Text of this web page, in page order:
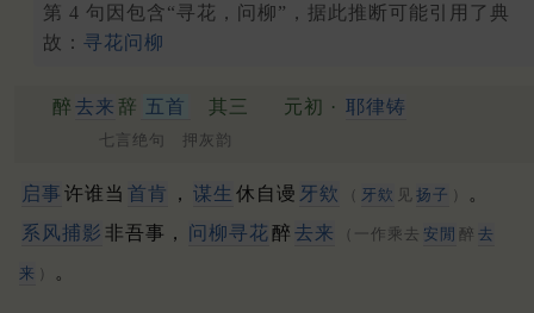
第 4 句因包含“寻花，问柳”，据此推断可能引用了典
故： 寻花问柳
醉 去来 辞 五首 其三 元初 · 耶律铸
七言绝句 押灰韵
启事 许谁当 首肯 ， 谋生 休自谩 牙欸 （ 牙欸 见 扬子 ）
。
系风捕影 非吾事， 问 柳寻花醉 去来 （一作乘去 安閒 醉 去
来 ） 。